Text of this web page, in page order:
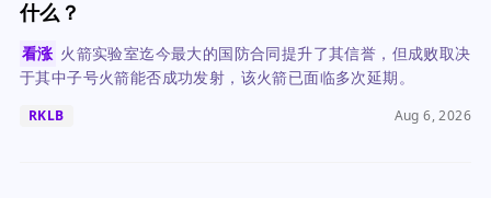
什么？
看涨 火箭实验室迄今最大的国防合同提升了其信誉，但成败取决
于其中子号火箭能否成功发射，该火箭已面临多次延期。
RKLB Aug 6, 2026